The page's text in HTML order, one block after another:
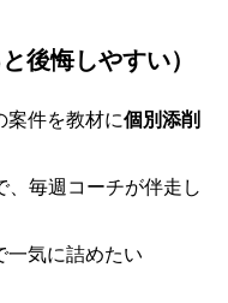
後悔しやすい）
案件を教材に個別添削
、毎週コーチが伴走し
一気に詰めたい